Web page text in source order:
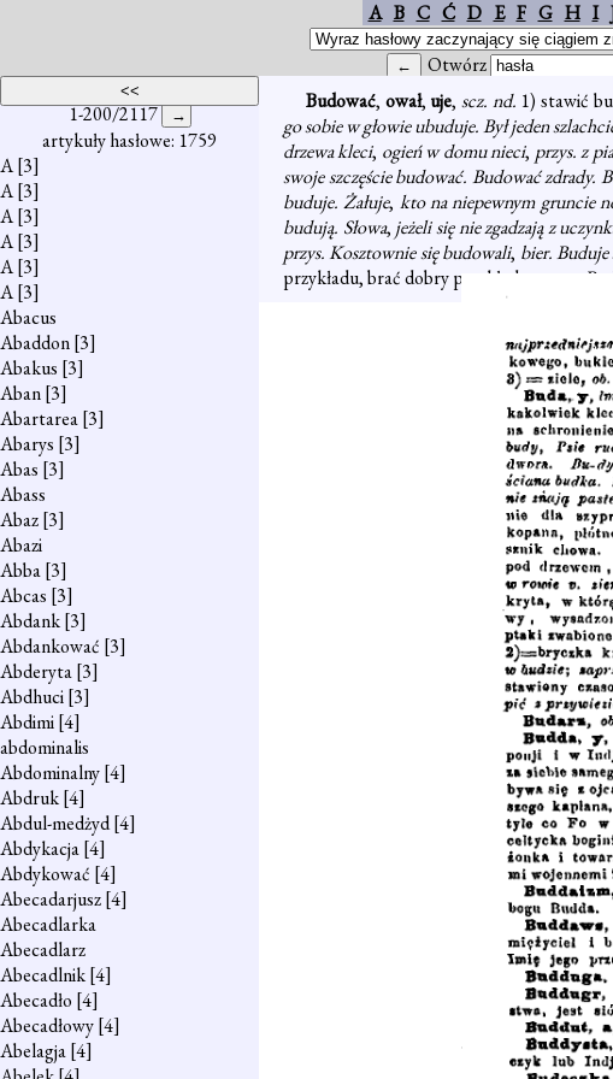
A B C Ć D E F G H I
Otwórz
1-200/2117
artykuły hasłowe: 1759
A[3]
A[3]
A[3]
A[3]
A[3]
A[3]
Abacus
Abaddon[3]
Abakus [3]
Aban[3]
Abartarea[3]
Abarys [3]
Abas [3]
Abass
Abaz[3]
Abazi
Abba[3]
Abcas [3]
Abdank[3]
Abdankować [3]
Abderyta[3]
Abdhuci[3]
Abdimi[4]
abdominalis
Abdominalny[4]
Abdruk[4]
Abdul-medżyd[4]
Abdykacja[4]
Abdykować [4]
Abecadarjusz[4]
Abecadlarka
Abecadlarz
Abecadlnik[4]
Abecadło [4]
Abecadłowy[4]
Abelagja[4]
Budować, ował, uje,scz. nd. 1) stawić
go sobie w głowie ubuduje. Był jeden
drzewa kleci, ogień w domu nieci, przys. z
swoje szczęście budować. Budować zdrady.
buduje. Żałuje, kto na niepewnym gruncie
budują. Słowa, jeżeli się nie zgadzają z
przys. Kosztownie się budowali, bier. Buduje
przykładu, brać dobry przykład z czego.